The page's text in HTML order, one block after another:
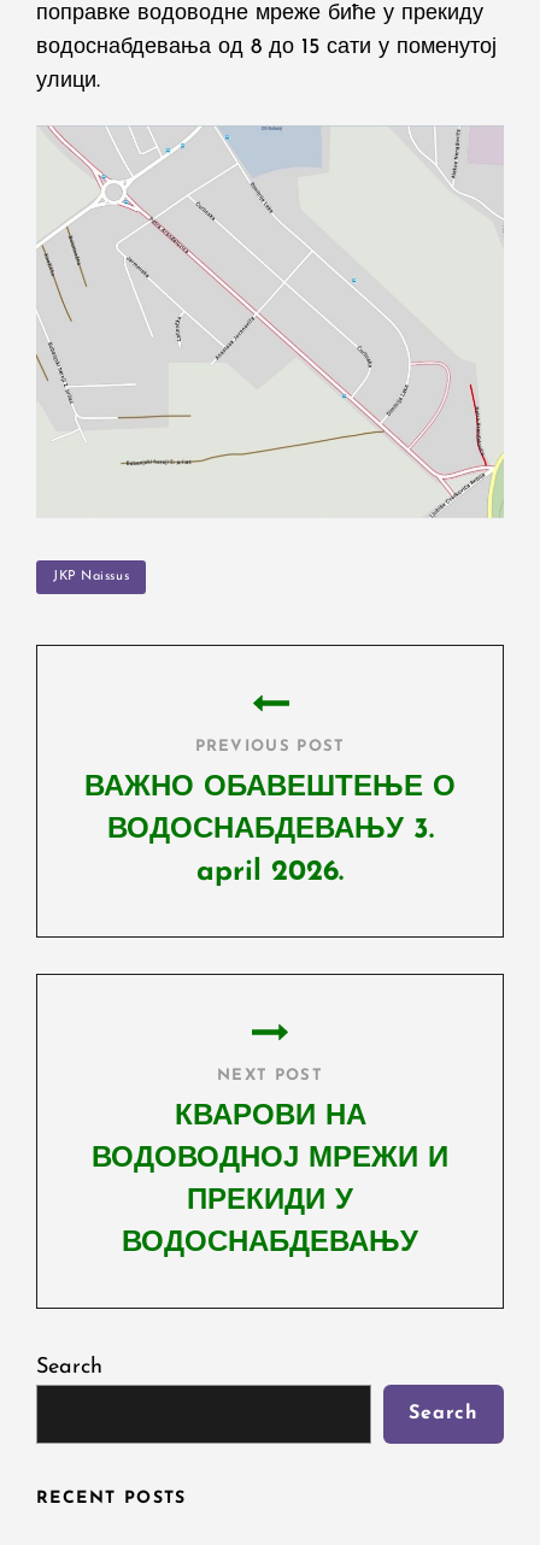
поправке водоводне мреже биће у прекиду
водоснабдевања од 8 до 15 сати у поменутој
улици.
TAGS
JKP Naissus
PREVIOUS POST
ВАЖНО ОБАВЕШТЕЊЕ О
ВОДОСНАБДЕВАЊУ 3.
april 2026.
Post
NEXT POST
КВАРОВИ НА
ВОДОВОДНОЈ МРЕЖИ И
ПРЕКИДИ У
ВОДОСНАБДЕВАЊУ
Post
Search
Search
RECENT POSTS